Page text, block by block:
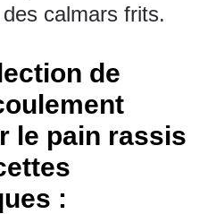
calmars frits.
de
le pain rassis
: